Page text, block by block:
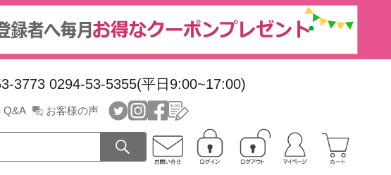
3773 0294-53-5355(平日9:00~17:00)
Q&A お客様の声